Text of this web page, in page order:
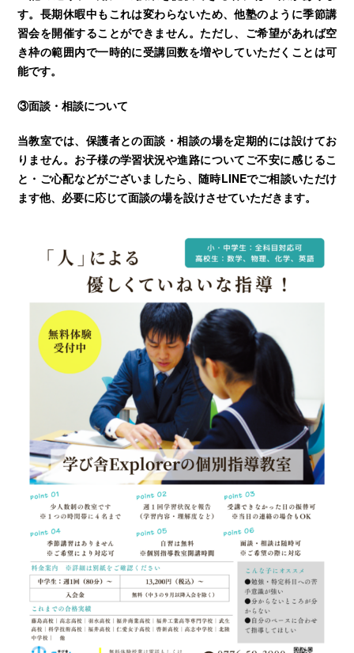
す。長期休暇中もこれは変わらないため、他塾のように季節講
習会を開催することができません。ただし、ご希望があれば空
き枠の範囲内で一時的に受講回数を増やしていただくことは可
能です。
③面談・相談について
当教室では、保護者との面談・相談の場を定期的には設けてお
りません。お子様の学習状況や進路についてご不安に感じるこ
と・ご心配などがございましたら、随時LINEでご相談いただけ
ます他、必要に応じて面談の場を設けさせていただきます。